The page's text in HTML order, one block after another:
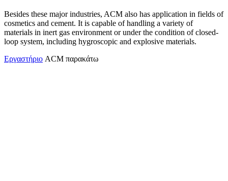
Besides these major industries, ACM also has application in fields of
cosmetics and cement. It is capable of handling a variety of
materials in inert gas environment or under the condition of closed-
loop system, including hygroscopic and explosive materials.
Εργαστήριο ACM παρακάτω